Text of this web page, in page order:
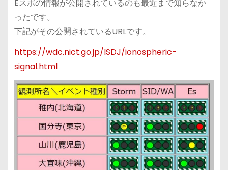
Eスポの情報が公開されているのも最近まで知らなか
ったです。
下記がその公開されているURLです。
https://wdc.nict.go.jp/ISDJ/ionospheric-
signal.html